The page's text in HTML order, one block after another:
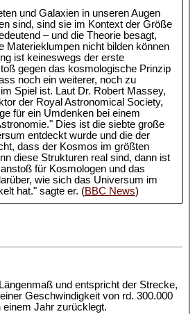
und Galaxien in unseren Augen
sind, sind sie im Kontext der Größe
– und die Theorie besagt,
Materieklumpen nicht bilden können
ist keineswegs der erste
gegen das kosmologische Prinzip
noch ein weiterer, noch zu
Spiel ist. Laut Dr. Robert Massey,
der Royal Astronomical Society,
für ein Umdenken bei einem
Dies ist die siebte große
entdeckt wurde und die der
dass der Kosmos im größten
diese Strukturen real sind, dann ist
für Kosmologen und das
wie sich das Universum im
hat." sagte er. (BBC News)
und entspricht der Strecke,
Geschwindigkeit von rd. 300.000
einem Jahr zurücklegt.